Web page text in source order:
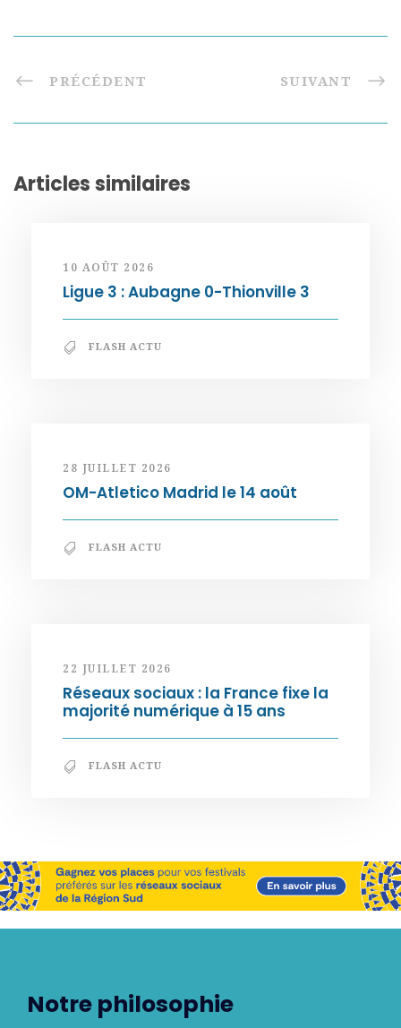
PRÉCÉDENT SUIVANT
Articles similaires
10 AOÛT 2026
Ligue 3 : Aubagne 0-Thionville 3
FLASH ACTU
28 JUILLET 2026
OM-Atletico Madrid le 14 août
FLASH ACTU
22 JUILLET 2026
Réseaux sociaux : la France fixe la
majorité numérique à 15 ans
FLASH ACTU
Notre philosophie